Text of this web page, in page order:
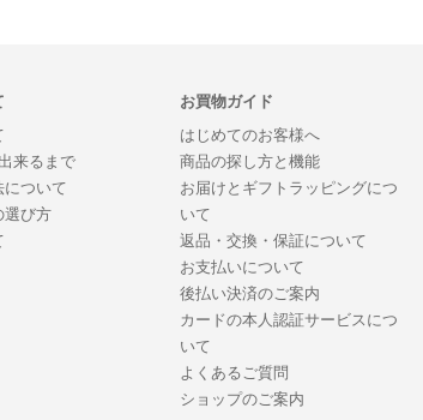
来るまで
ついて
選び方
お買物ガイド
はじめてのお客様へ
商品の探し方と機能
お届けとギフトラッピングにつ
いて
返品・交換・保証について
お支払いについて
後払い決済のご案内
カードの本人認証サービスにつ
いて
よくあるご質問
ショップのご案内